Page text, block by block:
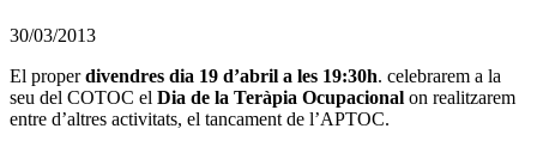
30/03/2013
El properdivendres dia 19 d’abril a les 19:30h. celebrarem a la
seu del COTOC el Dia de la Teràpia Ocupacional on realitzarem
entre d’altres activitats, el tancament de l’APTOC.